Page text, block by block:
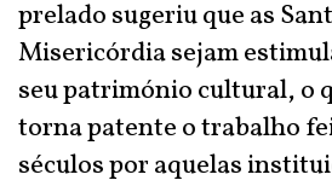
prelado sugeriu que as
Misericórdia sejam
seu património cultural, o
torna patente o trabalho
séculos por aquelas